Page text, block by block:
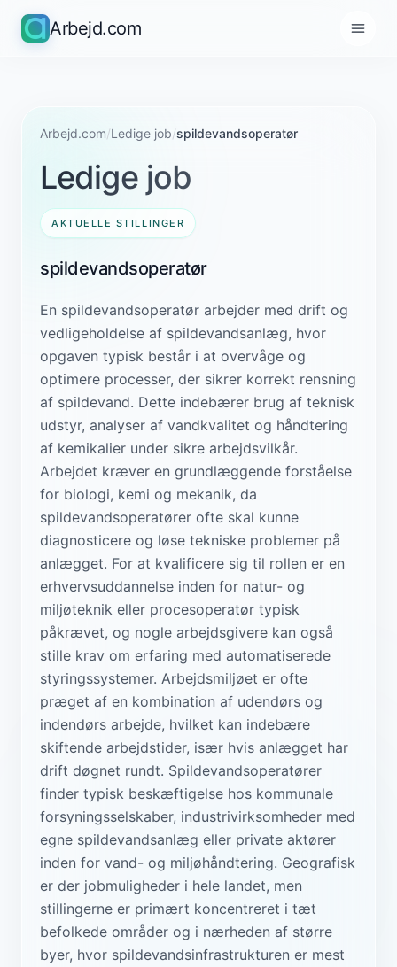
Arbejd.com
Arbejd.com/Ledige job/spildevandsoperatør
Ledige job
AKTUELLE STILLINGER
spildevandsoperatør
En spildevandsoperatør arbejder med drift og
vedligeholdelse af spildevandsanlæg, hvor
opgaven typisk består i at overvåge og
optimere processer, der sikrer korrekt rensning
af spildevand. Dette indebærer brug af teknisk
udstyr, analyser af vandkvalitet og håndtering
af kemikalier under sikre arbejdsvilkår.
Arbejdet kræver en grundlæggende forståelse
for biologi, kemi og mekanik, da
spildevandsoperatører ofte skal kunne
diagnosticere og løse tekniske problemer på
anlægget. For at kvalificere sig til rollen er en
erhvervsuddannelse inden for natur- og
miljøteknik eller procesoperatør typisk
påkrævet, og nogle arbejdsgivere kan også
stille krav om erfaring med automatiserede
styringssystemer. Arbejdsmiljøet er ofte
præget af en kombination af udendørs og
indendørs arbejde, hvilket kan indebære
skiftende arbejdstider, især hvis anlægget har
drift døgnet rundt. Spildevandsoperatører
finder typisk beskæftigelse hos kommunale
forsyningsselskaber, industrivirksomheder med
egne spildevandsanlæg eller private aktører
inden for vand- og miljøhåndtering. Geografisk
er der jobmuligheder i hele landet, men
stillingerne er primært koncentreret i tæt
befolkede områder og i nærheden af større
byer, hvor spildevandsinfrastrukturen er mest